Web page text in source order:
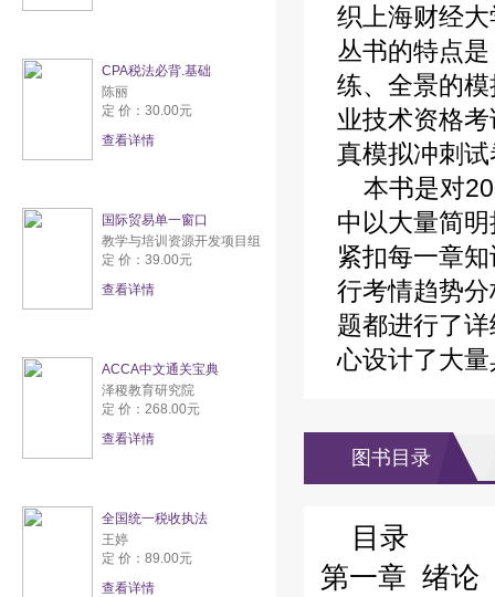
CPA税法必背.基础
陈丽
定 价：30.00元
查看详情
国际贸易单一窗口
教学与培训资源开发项目组
定 价：39.00元
查看详情
ACCA中文通关宝典
泽稷教育研究院
定 价：268.00元
查看详情
全国统一税收执法
王婷
定 价：89.00元
查看详情
织上海财经
丛书的特点
练、全景的
业技术资格
真模拟冲刺
本书是对
中以大量简
紧扣每一章
行考情趋势
题都进行了
心设计了大
图书目录
目录
第一章 绪论